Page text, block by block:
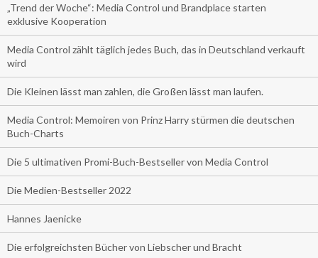
„Trend der Woche“: Media Control und Brandplace starten
exklusive Kooperation
Media Control zählt täglich jedes Buch, das in Deutschland verkauft
wird
Die Kleinen lässt man zahlen, die Großen lässt man laufen.
Media Control: Memoiren von Prinz Harry stürmen die deutschen
Buch-Charts
Die 5 ultimativen Promi-Buch-Bestseller von Media Control
Die Medien-Bestseller 2022
Hannes Jaenicke
Die erfolgreichsten Bücher von Liebscher und Bracht